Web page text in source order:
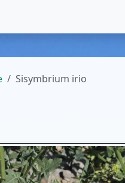
Sisymbrium irio